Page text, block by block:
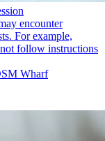
encounter
For example,
follow instructions
Wharf